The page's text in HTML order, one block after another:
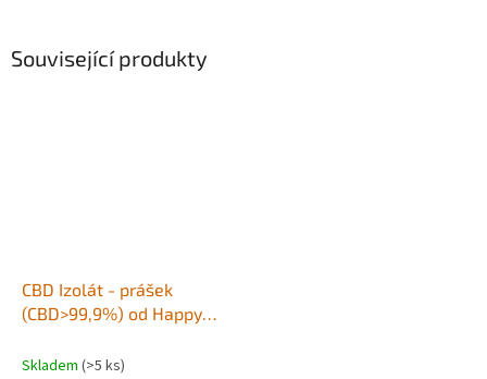
Související produkty
CBD Izolát - prášek
(CBD>99,9%) od Happy
Skladem (>5 ks)